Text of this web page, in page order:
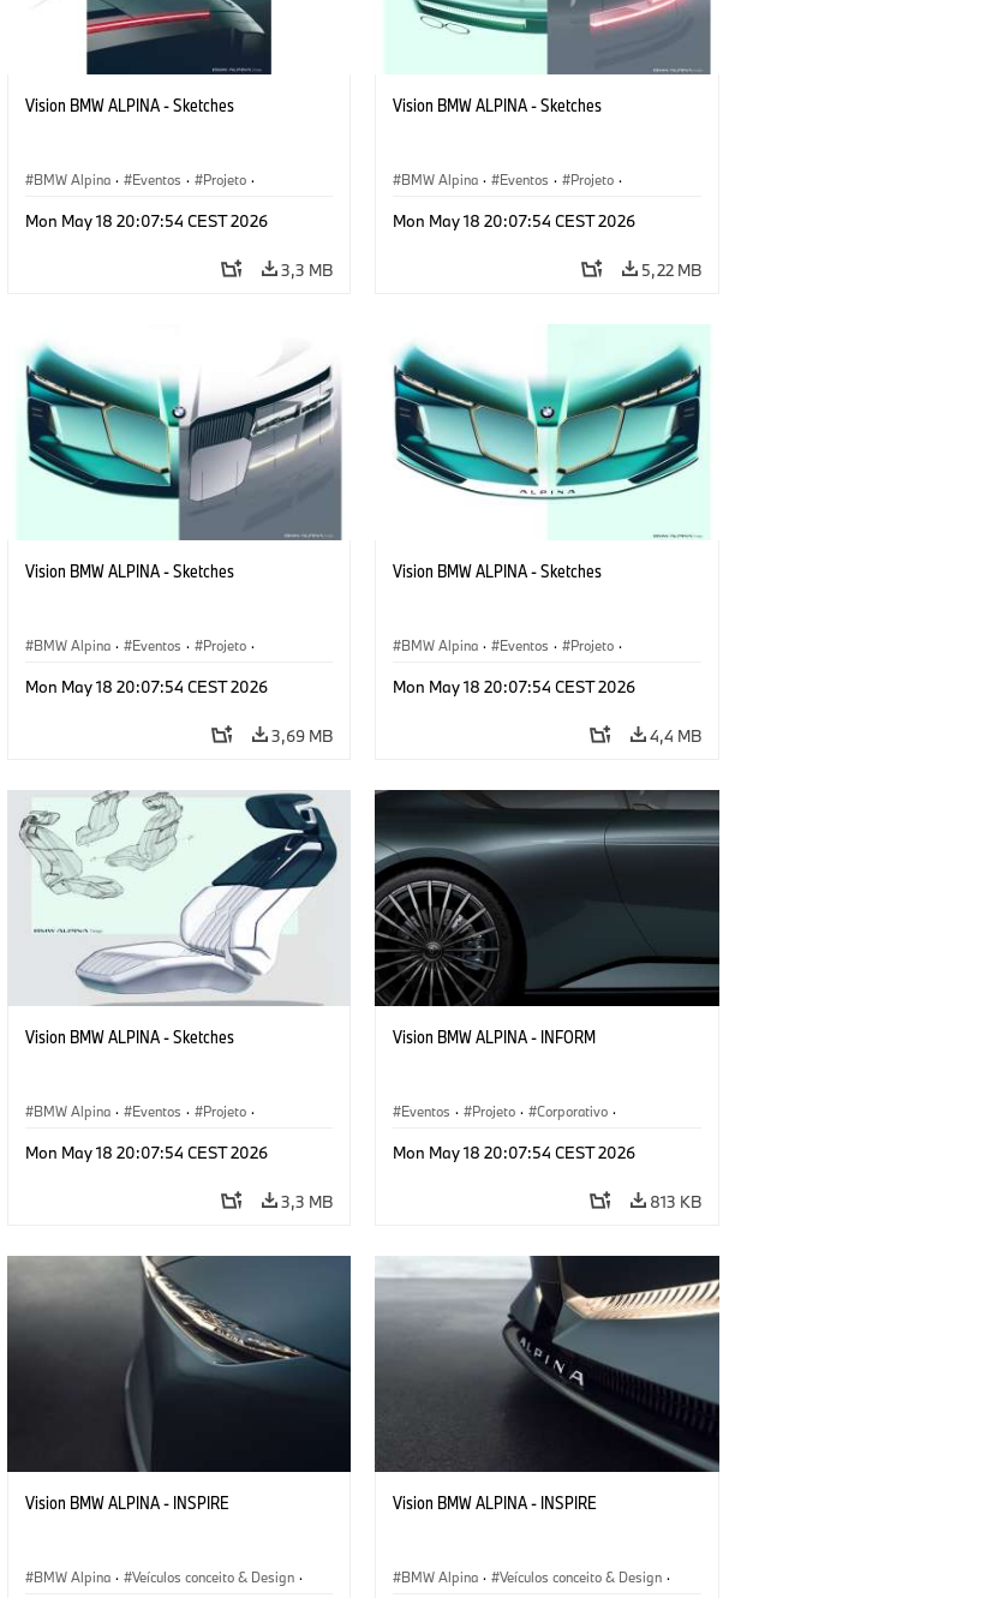
Vision BMW ALPINA - Sketches
BMW Alpina · Eventos · Projeto ·
Mon May 18 20:07:54 CEST 2026
3,3 MB
Vision BMW ALPINA - Sketches
BMW Alpina · Eventos · Projeto ·
Mon May 18 20:07:54 CEST 2026
5,22 MB
Vision BMW ALPINA - Sketches
BMW Alpina · Eventos · Projeto ·
Mon May 18 20:07:54 CEST 2026
3,69 MB
Vision BMW ALPINA - Sketches
BMW Alpina · Eventos · Projeto ·
Mon May 18 20:07:54 CEST 2026
4,4 MB
Vision BMW ALPINA - Sketches
BMW Alpina · Eventos · Projeto ·
Mon May 18 20:07:54 CEST 2026
3,3 MB
Vision BMW ALPINA - INFORM
Eventos · Projeto · Corporativo ·
Mon May 18 20:07:54 CEST 2026
813 KB
Vision BMW ALPINA - INSPIRE
BMW Alpina · Veículos conceito & Design ·
Vision BMW ALPINA - INSPIRE
BMW Alpina · Veículos conceito & Design ·